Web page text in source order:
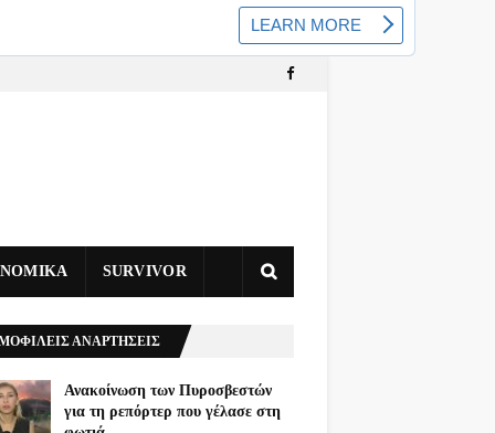
SURVIVOR
ΑΝΑΡΤΗΣΕΙΣ
Ανακοίνωση των Πυροσβεστών
για τη ρεπόρτερ που γέλασε στη